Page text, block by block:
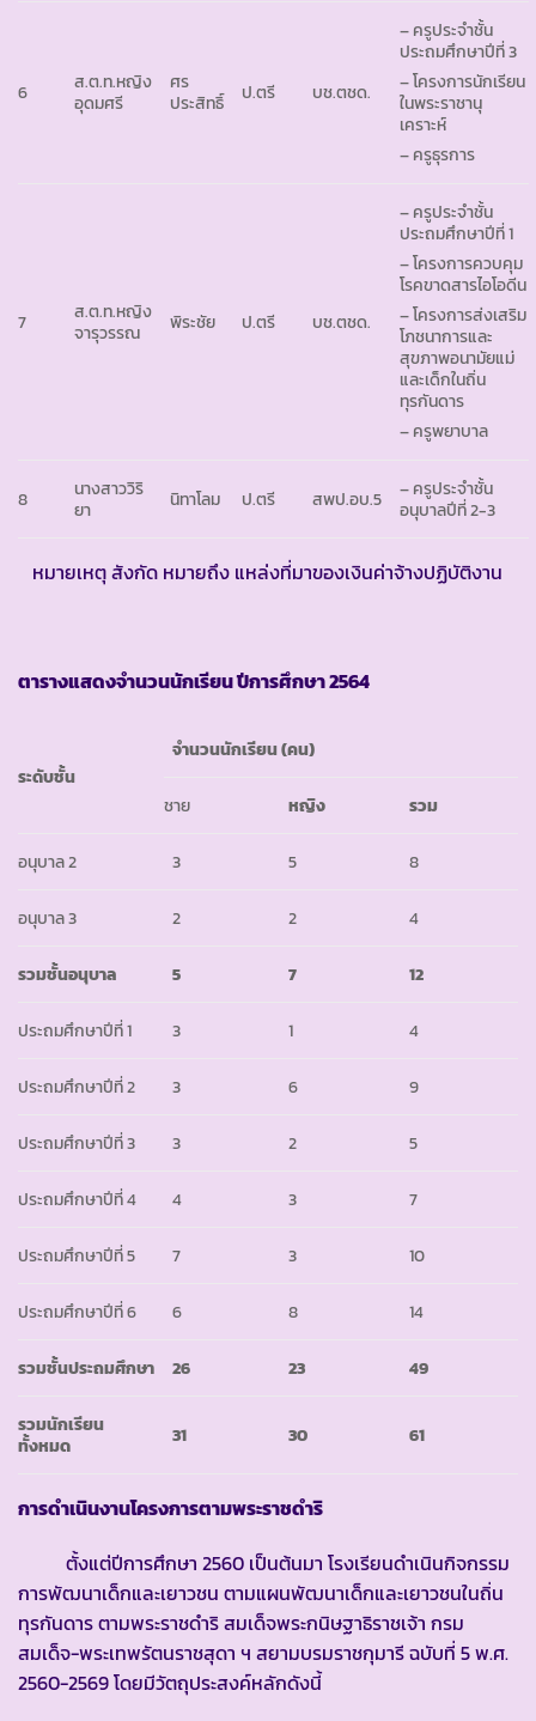
6
ส.ต.ท.หญิง
อุดมศรี
ศร
ประสิทธิ์
ป.ตรี บช.ตชด.
– ครูประจำชั้น
ประถมศึกษาปีที่ 3
– โครงการนักเรียน
ในพระราชานุ
เคราะห์
– ครูธุรการ
7
ส.ต.ท.หญิง
จารุวรรณ
พิระชัย ป.ตรี บช.ตชด.
– ครูประจำชั้น
ประถมศึกษาปีที่ 1
– โครงการควบคุม
โรคขาดสารไอโอดีน
– โครงการส่งเสริม
โภชนาการและ
สุขภาพอนามัยแม่
และเด็กในถิ่น
ทุรกันดาร
– ครูพยาบาล
8
นางสาววิริ
ยา
นิทาโลม ป.ตรี สพป.อบ.5
– ครูประจำชั้น
อนุบาลปีที่ 2-3
หมายเหตุ สังกัด หมายถึง แหล่งที่มาของเงินค่าจ้างปฏิบัติงาน
ตารางแสดงจำนวนนักเรียน ปีการศึกษา2564
ระดับชั้น
จำนวนนักเรียน (คน)
ชาย หญิง รวม
อนุบาล 2 3 5 8
อนุบาล 3 2 2 4
รวมชั้นอนุบาล 5 7 12
ประถมศึกษาปีที่ 1 3 1 4
ประถมศึกษาปีที่ 2 3 6 9
ประถมศึกษาปีที่ 3 3 2 5
ประถมศึกษาปีที่ 4 4 3 7
ประถมศึกษาปีที่ 5 7 3 10
ประถมศึกษาปีที่ 6 6 8 14
รวมชั้นประถมศึกษา 26 23 49
รวมนักเรียน
ทั้งหมด
31 30 61
การดำเนินงานโครงการตามพระราชดำริ
ตั้งแต่ปีการศึกษา 2560 เป็นต้นมา โรงเรียนดำเนินกิจกรรม
การพัฒนาเด็กและเยาวชน ตามแผนพัฒนาเด็กและเยาวชนในถิ่น
ทุรกันดาร ตามพระราชดำริ สมเด็จพระกนิษฐาธิราชเจ้า กรม
สมเด็จ-พระเทพรัตนราชสุดา ฯ สยามบรมราชกุมารี ฉบับที่ 5 พ.ศ.
2560-2569 โดยมีวัตถุประสงค์หลักดังนี้